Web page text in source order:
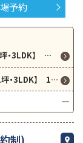
予約
【予約制 南丹市園部町】8月8日（土）9日（日）【32坪・3LDK】 家事楽、1階完結型回遊動線のハグミー！
【予約制 亀岡市篠町】8月22日（土）23日（日）【31坪・3LDK】 18帖の広々LDKのスマイルプラス！
制)